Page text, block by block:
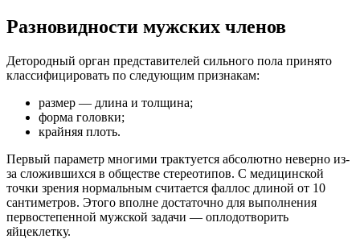
Разновидности мужских членов
Детородный орган представителей сильного пола принято
классифицировать по следующим признакам:
размер — длина и толщина;
форма головки;
крайняя плоть.
Первый параметр многими трактуется абсолютно неверно из-
за сложившихся в обществе стереотипов. С медицинской
точки зрения нормальным считается фаллос длиной от 10
сантиметров. Этого вполне достаточно для выполнения
первостепенной мужской задачи — оплодотворить
яйцеклетку.